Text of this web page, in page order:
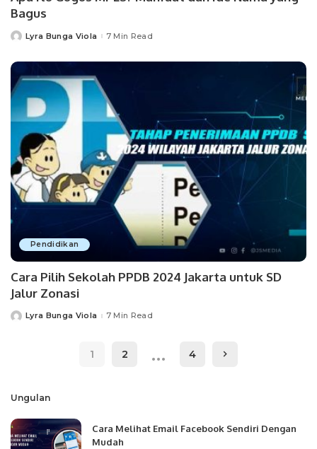
Bagus
PostedLyra Bunga Viola 7 Min Read
Pendidikan
Cara Pilih Sekolah PPDB 2024 Jakarta untuk SD
Jalur Zonasi
PostedLyra Bunga Viola 7 Min Read
1 2 … 4
Ungulan
Cara Melihat Email Facebook Sendiri Dengan
Mudah